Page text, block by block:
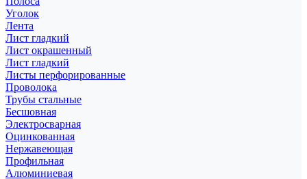
Уголок
Лента
Лист гладкий
Лист окрашенный
Лист гладкий
Листы перфорированные
Проволока
Трубы стальные
Бесшовная
Электросварная
Оцинкованная
Нержавеющая
Профильная
Алюминиевая